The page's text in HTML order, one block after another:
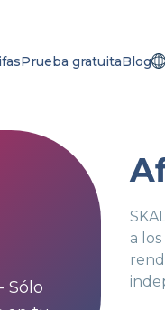
Prueba gratuitaBlog
Sólo
a